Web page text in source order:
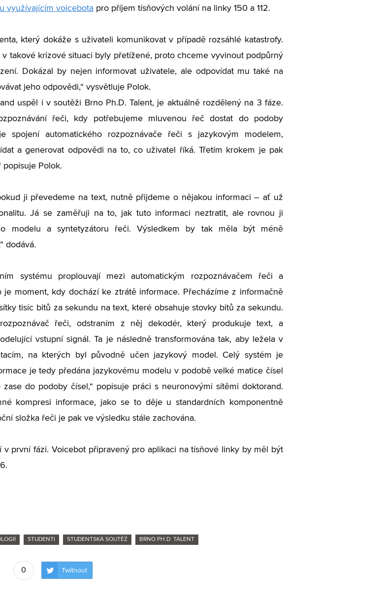
využívajícím voicebota pro příjem tísňových volání na linky 150 a 112.
který dokáže s uživateli komunikovat v případě rozsáhlé katastrofy.
takové krizové situaci byly přetížené, proto chceme vyvinout podpůrný
Dokázal by nejen informovat uživatele, ale odpovídat mu také na
jeho odpovědi,“ vysvětluje Polok.
uspěl i v soutěži Brno Ph.D. Talent, je aktuálně rozdělený na 3 fáze.
řeči, kdy potřebujeme mluvenou řeč dostat do podoby
spojení automatického rozpoznávače řeči s jazykovým modelem,
a generovat odpovědi na to, co uživatel říká. Třetím krokem je pak
popisuje Polok.
ji převedeme na text, nutně přijdeme o nějakou informaci – ať už
Já se zaměřuji na to, jak tuto informaci neztratit, ale rovnou ji
modelu a syntetyzátoru řeči. Výsledkem by tak měla být méně
dodává.
systému proplouvají mezi automatickým rozpoznávačem řeči a
moment, kdy dochází ke ztrátě informace. Přecházíme z informačně
tisíc bitů za sekundu na text, které obsahuje stovky bitů za sekundu.
řeči, odstraním z něj dekodér, který produkuje text, a
vstupní signál. Ta je následně transformována tak, aby ležela v
na kterých byl původně učen jazykový model. Celý systém je
je tedy předána jazykovému modelu v podobě velké matice čísel
do podoby čísel,“ popisuje práci s neuronovými sítěmi doktorand.
kompresi informace, jako se to děje u standardních komponentně
složka řeči je pak ve výsledku stále zachována.
v první fázi. Voicebot připravený pro aplikaci na tísňové linky by měl být
STUDENTI STUDENTSKÁ SOUTĚŽ BRNO PH.D. TALENT
0 Twítnout